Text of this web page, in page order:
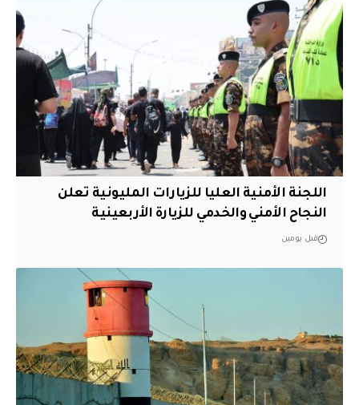
اللجنة الأمنية العليا للزيارات المليونية تعلن
النجاح الأمني والخدمي للزيارة الأربعينية
قبل يومين